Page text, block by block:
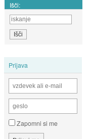
Išči:
Prijava
Zapomni si me